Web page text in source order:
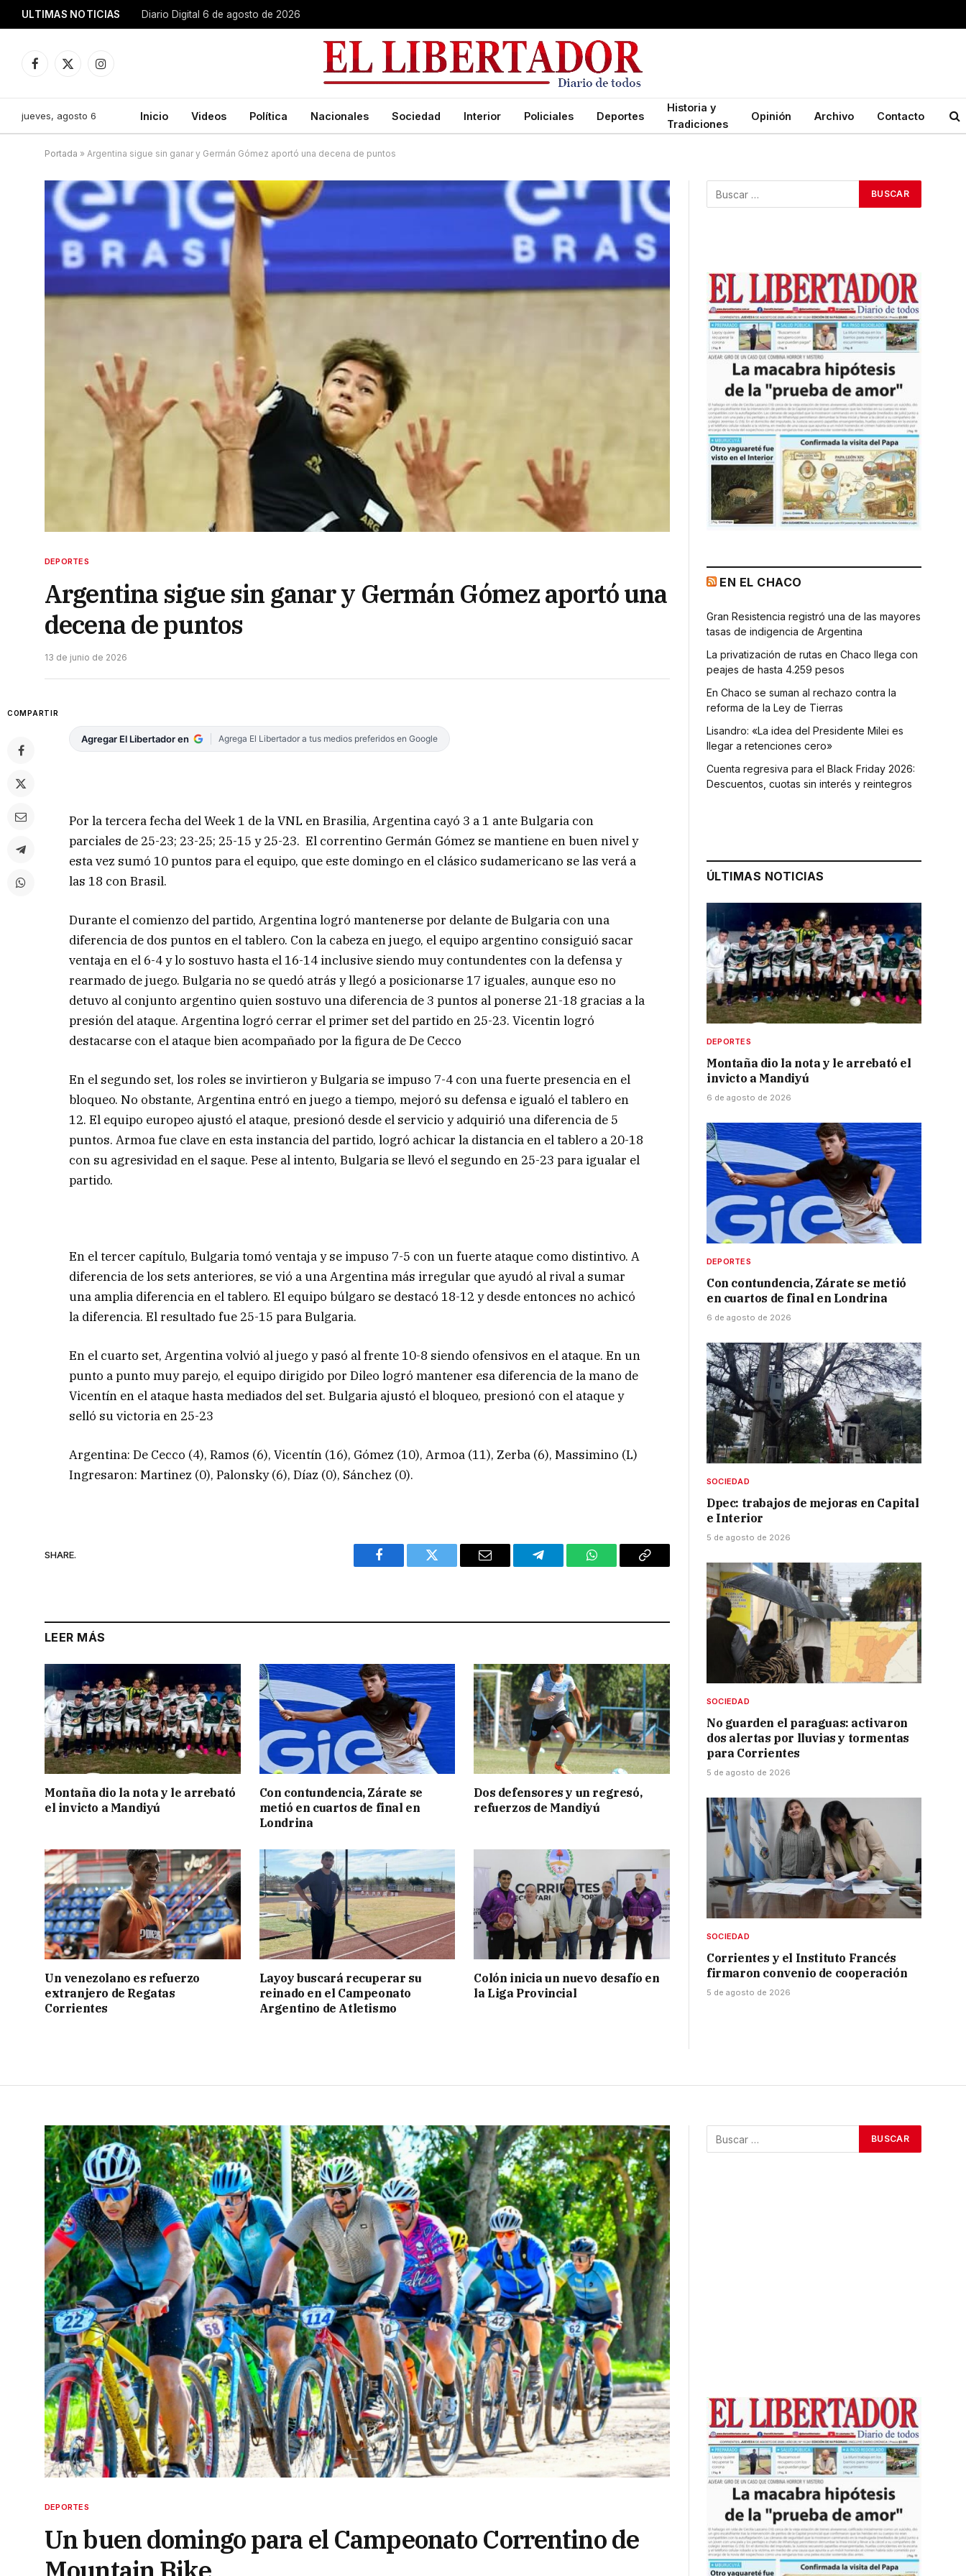
ULTIMAS NOTICIAS Diario Digital 6 de agosto de 2026
Facebook
X
Instagram
jueves, agosto 6 Inicio Videos Política Nacionales Sociedad Interior Policiales Deportes
Historia y
Tradiciones
Opinión Archivo Contacto
Portada » Argentina sigue sin ganar y Germán Gómez aportó una decena de puntos
DEPORTES
Argentina sigue sin ganar y Germán Gómez aportó una
decena de puntos
13 de junio de 2026
COMPARTIR
Agregar El Libertador en Agrega El Libertador a tus medios preferidos en Google
Por la tercera fecha del Week 1 de la VNL en Brasilia, Argentina cayó 3 a 1 ante Bulgaria con
parciales de 25-23; 23-25; 25-15 y 25-23. El correntino Germán Gómez se mantiene en buen nivel y
esta vez sumó 10 puntos para el equipo, que este domingo en el clásico sudamericano se las verá a
las 18 con Brasil.
Durante el comienzo del partido, Argentina logró mantenerse por delante de Bulgaria con una
diferencia de dos puntos en el tablero. Con la cabeza en juego, el equipo argentino consiguió sacar
ventaja en el 6-4 y lo sostuvo hasta el 16-14 inclusive siendo muy contundentes con la defensa y
rearmado de juego. Bulgaria no se quedó atrás y llegó a posicionarse 17 iguales, aunque eso no
detuvo al conjunto argentino quien sostuvo una diferencia de 3 puntos al ponerse 21-18 gracias a la
presión del ataque. Argentina logró cerrar el primer set del partido en 25-23. Vicentin logró
destacarse con el ataque bien acompañado por la figura de De Cecco
En el segundo set, los roles se invirtieron y Bulgaria se impuso 7-4 con una fuerte presencia en el
bloqueo. No obstante, Argentina entró en juego a tiempo, mejoró su defensa e igualó el tablero en
12. El equipo europeo ajustó el ataque, presionó desde el servicio y adquirió una diferencia de 5
puntos. Armoa fue clave en esta instancia del partido, logró achicar la distancia en el tablero a 20-18
con su agresividad en el saque. Pese al intento, Bulgaria se llevó el segundo en 25-23 para igualar el
partido.
En el tercer capítulo, Bulgaria tomó ventaja y se impuso 7-5 con un fuerte ataque como distintivo. A
diferencia de los sets anteriores, se vió a una Argentina más irregular que ayudó al rival a sumar
una amplia diferencia en el tablero. El equipo búlgaro se destacó 18-12 y desde entonces no achicó
la diferencia. El resultado fue 25-15 para Bulgaria.
En el cuarto set, Argentina volvió al juego y pasó al frente 10-8 siendo ofensivos en el ataque. En un
punto a punto muy parejo, el equipo dirigido por Dileo logró mantener esa diferencia de la mano de
Vicentín en el ataque hasta mediados del set. Bulgaria ajustó el bloqueo, presionó con el ataque y
selló su victoria en 25-23
Argentina: De Cecco (4), Ramos (6), Vicentín (16), Gómez (10), Armoa (11), Zerba (6), Massimino (L)
Ingresaron: Martinez (0), Palonsky (6), Díaz (0), Sánchez (0).
SHARE.
Facebook Twitter Email Telegram WhatsAppCopy
LEER MÁS
Montaña dio la nota y le arrebató
el invicto a Mandiyú
Con contundencia, Zárate se
metió en cuartos de final en
Londrina
Dos defensores y un regresó,
refuerzos de Mandiyú
Un venezolano es refuerzo
extranjero de Regatas
Corrientes
Layoy buscará recuperar su
reinado en el Campeonato
Argentino de Atletismo
Colón inicia un nuevo desafío en
la Liga Provincial
EN EL CHACO
Gran Resistencia registró una de las mayores
tasas de indigencia de Argentina
La privatización de rutas en Chaco llega con
peajes de hasta 4.259 pesos
En Chaco se suman al rechazo contra la
reforma de la Ley de Tierras
Lisandro: «La idea del Presidente Milei es
llegar a retenciones cero»
Cuenta regresiva para el Black Friday 2026:
Descuentos, cuotas sin interés y reintegros
ÚLTIMAS NOTICIAS
DEPORTES
Montaña dio la nota y le arrebató el
invicto a Mandiyú
6 de agosto de 2026
DEPORTES
Con contundencia, Zárate se metió
en cuartos de final en Londrina
6 de agosto de 2026
SOCIEDAD
Dpec: trabajos de mejoras en Capital
e Interior
5 de agosto de 2026
SOCIEDAD
No guarden el paraguas: activaron
dos alertas por lluvias y tormentas
para Corrientes
5 de agosto de 2026
SOCIEDAD
Corrientes y el Instituto Francés
firmaron convenio de cooperación
5 de agosto de 2026
DEPORTES
Un buen domingo para el Campeonato Correntino de